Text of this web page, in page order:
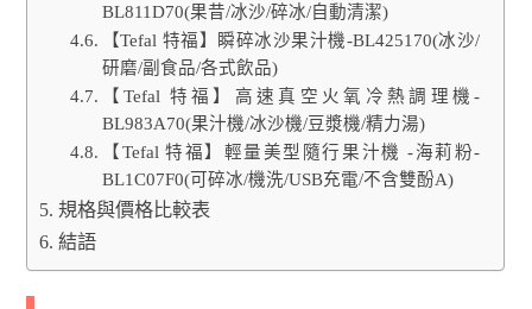
BL811D70(果昔/冰沙/碎冰/自動清潔)
【Tefal 特福】瞬碎冰沙果汁機-BL425170(冰沙/
研磨/副食品/各式飲品)
【Tefal 特福】高速真空火氧冷熱調理機-
BL983A70(果汁機/冰沙機/豆漿機/精力湯)
【Tefal 特福】輕量美型隨行果汁機 -海莉粉-
BL1C07F0(可碎冰/機洗/USB充電/不含雙酚A)
規格與價格比較表
結語